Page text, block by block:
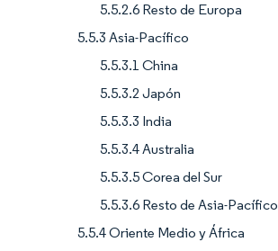
5.5.2.6 Resto de Europa
5.5.3 Asia-Pacífico
5.5.3.1 China
5.5.3.2 Japón
5.5.3.3 India
5.5.3.4 Australia
5.5.3.5 Corea del Sur
5.5.3.6 Resto de Asia-Pacífico
5.5.4 Oriente Medio y África